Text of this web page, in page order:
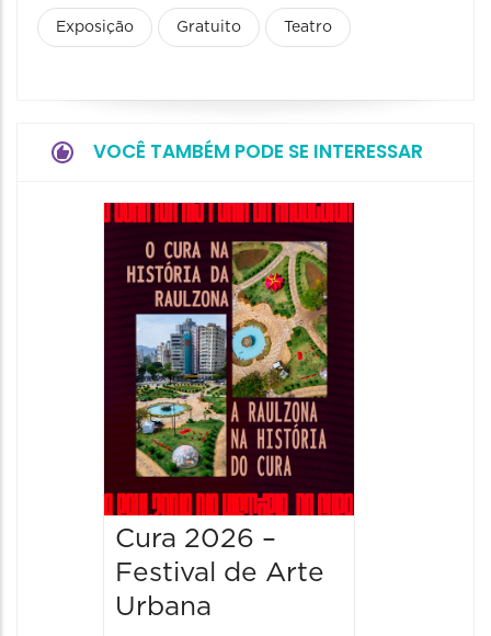
Exposição Gratuito Teatro
VOCÊ TAMBÉM PODE SE INTERESSAR
Cura 2026 –
Festival de Arte
Urbana